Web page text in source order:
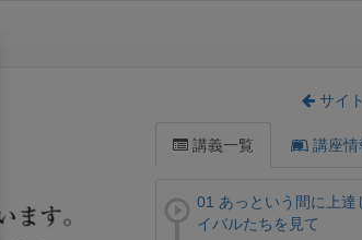
サイ
講義一覧 講座情
01 あっという間に上達
イバルたちを見て